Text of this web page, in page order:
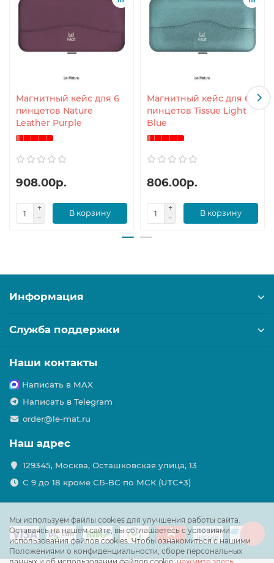
Магнитный кейс для 6
пинцетов Nature
Leather Purple
908.00р.
В корзину
Магнитный кейс для 6
пинцетов Tissue Light
Blue
806.00р.
В корзину
Мы используем файлы cookies для улучшения работы сайта.
Оставаясь на нашем сайте, вы соглашаетесь с условиями
использования файлов cookies. Чтобы ознакомиться с нашими
Положениями о конфиденциальности, сборе персональных
Информация
Служба поддержки
Наши контакты
Написать в MAX
Написать в Telegram
order@le-mat.ru
Наш адрес
129345, Москва, Осташковская улица, 13
С 9 до 18 кроме СБ-ВС по МСК (UTC+3)